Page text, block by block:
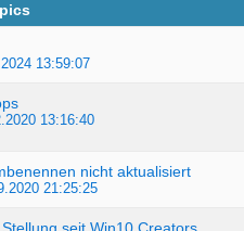
13:59:07
13:16:40
nicht aktualisiert
21:25:25